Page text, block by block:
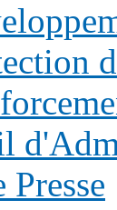
Presse